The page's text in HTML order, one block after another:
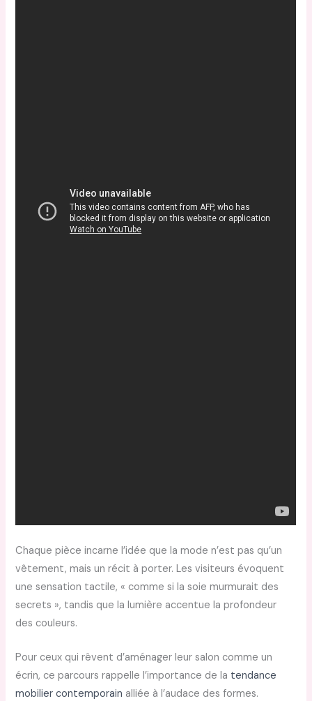
Chaque pièce incarne l’idée que la mode n’est pas qu’un
vêtement, mais un récit à porter. Les visiteurs évoquent
une sensation tactile, « comme si la soie murmurait des
secrets », tandis que la lumière accentue la profondeur
des couleurs.
Pour ceux qui rêvent d’aménager leur salon comme un
écrin, ce parcours rappelle l’importance de la tendance
mobilier contemporain alliée à l’audace des formes.